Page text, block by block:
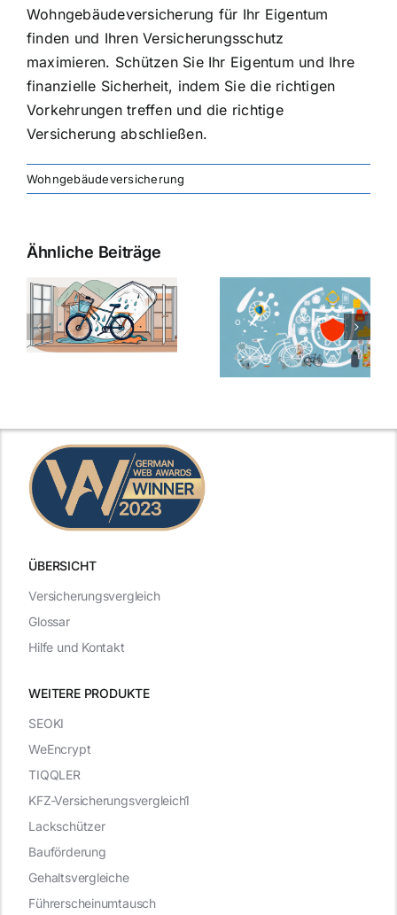
Wohngebäudeversicherung für Ihr Eigentum
finden und Ihren Versicherungsschutz
maximieren. Schützen Sie Ihr Eigentum und Ihre
finanzielle Sicherheit, indem Sie die richtigen
Vorkehrungen treffen und die richtige
Versicherung abschließen.
Wohngebäudeversicherung
Ähnliche Beiträge
ÜBERSICHT
WEITERE PRODUKTE
Versicherungsvergleich
Glossar
Hilfe und Kontakt
SEOKI
WeEncrypt
TIQQLER
KFZ-Versicherungsvergleich1
Lackschützer
Bauförderung
Gehaltsvergleiche
Führerscheinumtausch